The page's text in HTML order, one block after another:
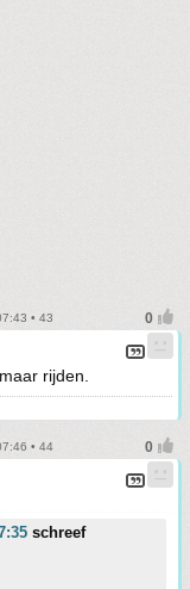
• 43
rijden.
• 44
schreef